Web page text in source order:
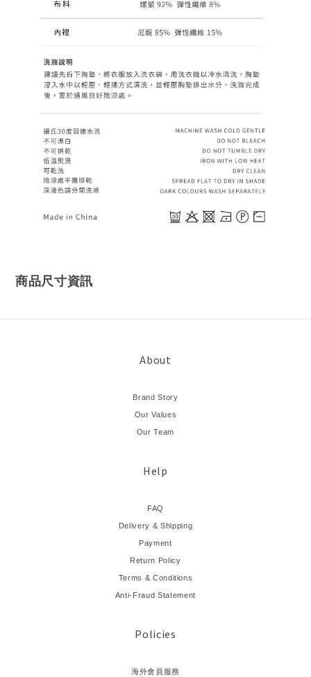
商品尺寸資訊
About
Brand Story
Our Values
Our Team
Help
FAQ
Delivery & Shipping
Payment
Return Policy
Terms & Conditions
Anti-Fraud Statement
Policies
海外會員服務